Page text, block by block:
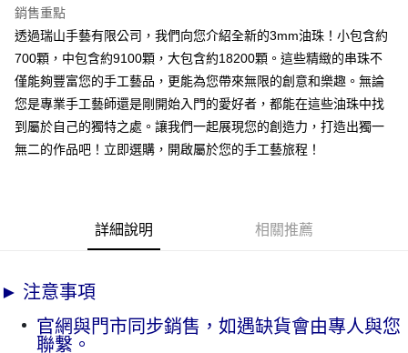
7-11取貨付款
每筆NT$60，滿NT$1,500(含以上)免運費
付款後7-11取貨
每筆NT$60，滿NT$1,500(含以上)免運費
銷售重點
透過瑞山手藝有限公司，我們向您介紹全新的3mm油珠！小包含約
700顆，中包含約9100顆，大包含約18200顆。這些精緻的串珠不
僅能夠豐富您的手工藝品，更能為您帶來無限的創意和樂趣。無論
您是專業手工藝師還是剛開始入門的愛好者，都能在這些油珠中找
到屬於自己的獨特之處。讓我們一起展現您的創造力，打造出獨一
無二的作品吧！立即選購，開啟屬於您的手工藝旅程！
詳細說明 相關推薦
► 注意事項
官網與門市同步銷售，如遇缺貨會由專人與您
聯繫。